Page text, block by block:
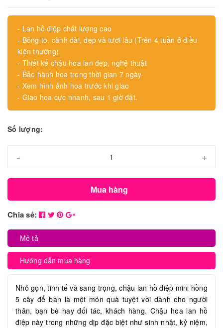
- Lan hồ điệp chất lượng cao
- Bông to, cành dài, đẹp và tươi lâu (Trên 4 tuần ở điều
kiện thường)
- Thiết kế chậu hoa lan đẹp, nghệ thuật
- Bảo hành hoa trong thời gian 7 ngày
- Xem hình ảnh hoa trước khi giao
- Giao hoa cực nhanh, sau 1 giờ đặt.
Số lượng:
- +
Mua hàng
Chia sẻ:
Mô tả
Hướng dẫn mua hàng
Nhỏ gọn, tinh tế và sang trọng, chậu lan hồ điệp mini hồng
5 cây để bàn là một món quà tuyệt vời dành cho người
thân, bạn bè hay đối tác, khách hàng. Chậu hoa lan hồ
điệp này trong những dịp đặc biệt như sinh nhật, kỷ niệm,